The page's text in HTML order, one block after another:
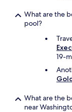
What are the
pool?
19-
What are the
near